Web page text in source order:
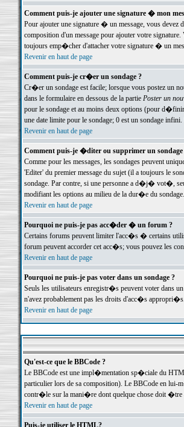
Comment puis-je ajouter une signature � mon
Pour ajouter une signature � un message, vous
composition d'un message pour ajouter votre
toujours emp�cher d'attacher votre signature � un
Revenir en haut de page
Comment puis-je cr�er un sondage ?
Cr�er un sondage est facile; lorsque vous postez un
dans le formulaire en dessous de la partie Poster un
pour le sondage et au moins deux options (pour
une date limite pour le sondage; 0 est un sondage
Revenir en haut de page
Comment puis-je �diter ou supprimer un sondage
Comme pour les messages, les sondages peuvent
'Editer' du premier message du sujet (il a toujours le
sondage. Par contre, si une personne a d�j� vot�,
modifiant les options au milieu de la dur�e du sondage.
Revenir en haut de page
Pourquoi ne puis-je pas acc�der � un forum ?
Certains forums peuvent limiter l'acc�s � certains
forum peuvent accorder cet acc�s; vous pouvez les
Revenir en haut de page
Pourquoi ne puis-je pas voter dans un sondage ?
Seuls les utilisateurs enregistr�s peuvent voter dans
n'avez probablement pas les droits d'acc�s appropri�s.
Revenir en haut de page
Qu'est-ce que le BBCode ?
Le BBCode est une impl�mentation sp�ciale du
particulier lors de sa composition). Le BBCode en lui-
contr�le sur la mani�re dont quelque chose doit �tre
Revenir en haut de page
Puis-je utiliser le HTML?